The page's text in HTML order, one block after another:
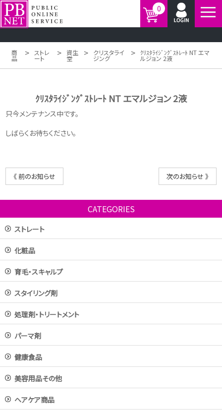
0
商
品 > ストレ
ート > 資生
堂 > クリスタライ
ジング > ｸﾘｽﾀﾗｲｼﾞﾝｸﾞｽﾄﾚｰﾄ NT エマ
ルジョン 2液
ｸﾘｽﾀﾗｲｼﾞﾝｸﾞｽﾄﾚｰﾄ NT エマルジョン 2液
只今メンテナンス中です。
しばらくお待ちください。
《 前のお知らせ 次のお知らせ 》
CATEGORIES
ストレート
化粧品
育毛・スキャルプ
スタイリング剤
処理剤・トリートメント
パーマ剤
健康食品
美容用品その他
ヘアケア商品